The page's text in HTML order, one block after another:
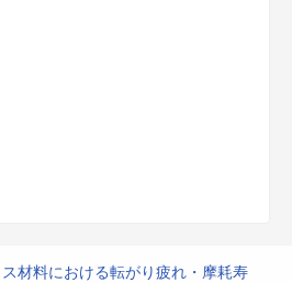
材料における転がり疲れ・摩耗寿